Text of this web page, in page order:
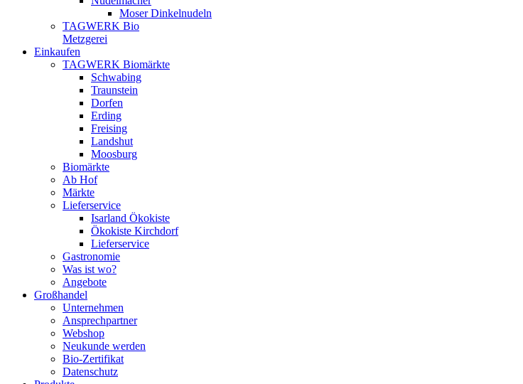
Moser Dinkelnudeln
TAGWERK Bio
Metzgerei
Einkaufen
TAGWERK Biomärkte
Schwabing
Traunstein
Dorfen
Erding
Freising
Landshut
Moosburg
Biomärkte
Ab Hof
Märkte
Lieferservice
Isarland Ökokiste
Ökokiste Kirchdorf
Lieferservice
Gastronomie
Was ist wo?
Angebote
Großhandel
Unternehmen
Ansprechpartner
Webshop
Neukunde werden
Bio-Zertifikat
Datenschutz